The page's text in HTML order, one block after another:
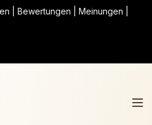
| Bewertungen | Meinungen |